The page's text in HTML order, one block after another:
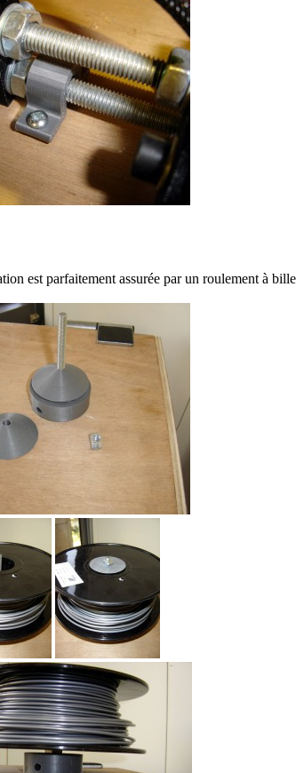
est parfaitement assurée par un roulement à